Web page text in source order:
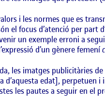
i les normes que es
el focus d’atenció per part
un exemple erroni a
d’un gènere femení
les imatges publicitàries
d’aquesta edat], perpetuen i
les pautes a seguir en el